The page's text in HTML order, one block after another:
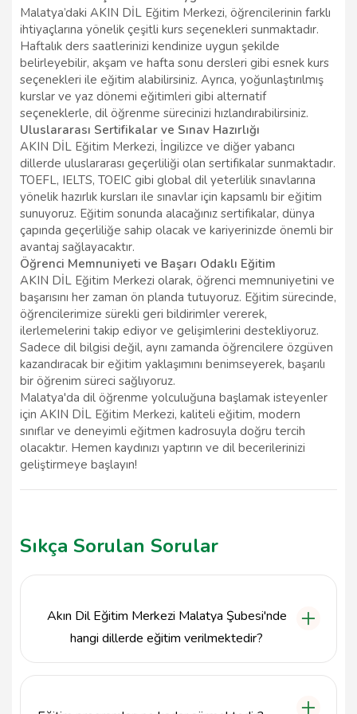
Malatya’daki AKIN DİL Eğitim Merkezi, öğrencilerinin farklı
ihtiyaçlarına yönelik çeşitli kurs seçenekleri sunmaktadır.
Haftalık ders saatlerinizi kendinize uygun şekilde
belirleyebilir, akşam ve hafta sonu dersleri gibi esnek kurs
seçenekleri ile eğitim alabilirsiniz. Ayrıca, yoğunlaştırılmış
kurslar ve yaz dönemi eğitimleri gibi alternatif
seçeneklerle, dil öğrenme sürecinizi hızlandırabilirsiniz.
Uluslararası Sertifikalar ve Sınav Hazırlığı
AKIN DİL Eğitim Merkezi, İngilizce ve diğer yabancı
dillerde uluslararası geçerliliği olan sertifikalar sunmaktadır.
TOEFL, IELTS, TOEIC gibi global dil yeterlilik sınavlarına
yönelik hazırlık kursları ile sınavlar için kapsamlı bir eğitim
sunuyoruz. Eğitim sonunda alacağınız sertifikalar, dünya
çapında geçerliliğe sahip olacak ve kariyerinizde önemli bir
avantaj sağlayacaktır.
Öğrenci Memnuniyeti ve Başarı Odaklı Eğitim
AKIN DİL Eğitim Merkezi olarak, öğrenci memnuniyetini ve
başarısını her zaman ön planda tutuyoruz. Eğitim sürecinde,
öğrencilerimize sürekli geri bildirimler vererek,
ilerlemelerini takip ediyor ve gelişimlerini destekliyoruz.
Sadece dil bilgisi değil, aynı zamanda öğrencilere özgüven
kazandıracak bir eğitim yaklaşımını benimseyerek, başarılı
bir öğrenim süreci sağlıyoruz.
Malatya'da dil öğrenme yolculuğuna başlamak isteyenler
için AKIN DİL Eğitim Merkezi, kaliteli eğitim, modern
sınıflar ve deneyimli eğitmen kadrosuyla doğru tercih
olacaktır. Hemen kaydınızı yaptırın ve dil becerilerinizi
geliştirmeye başlayın!
Sıkça Sorulan Sorular
Akın Dil Eğitim Merkezi Malatya Şubesi'nde
hangi dillerde eğitim verilmektedir?
İspanyolca gibi çeşitli dillerde eğitim verilmektedir.